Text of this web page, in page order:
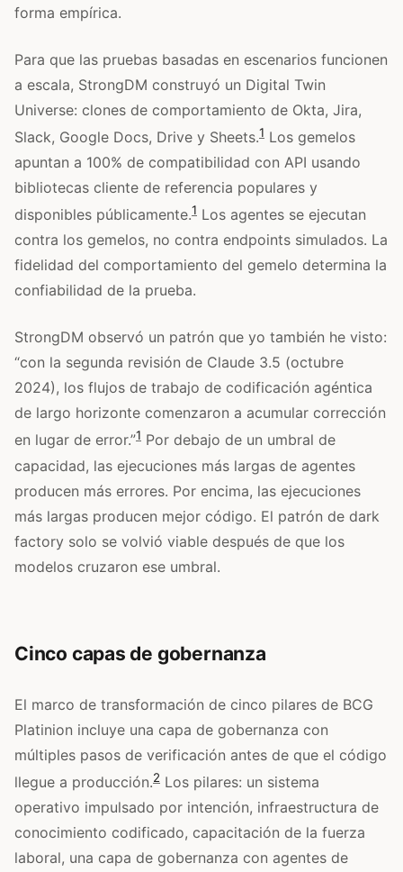
forma empírica.
Para que las pruebas basadas en escenarios funcionen
a escala, StrongDM construyó un Digital Twin
Universe: clones de comportamiento de Okta, Jira,
Slack, Google Docs, Drive y Sheets.1 Los gemelos
apuntan a 100% de compatibilidad con API usando
bibliotecas cliente de referencia populares y
disponibles públicamente.1 Los agentes se ejecutan
contra los gemelos, no contra endpoints simulados. La
fidelidad del comportamiento del gemelo determina la
confiabilidad de la prueba.
StrongDM observó un patrón que yo también he visto:
“con la segunda revisión de Claude 3.5 (octubre
2024), los flujos de trabajo de codificación agéntica
de largo horizonte comenzaron a acumular corrección
en lugar de error.”1 Por debajo de un umbral de
capacidad, las ejecuciones más largas de agentes
producen más errores. Por encima, las ejecuciones
más largas producen mejor código. El patrón de dark
factory solo se volvió viable después de que los
modelos cruzaron ese umbral.
Cinco capas de gobernanza
El marco de transformación de cinco pilares de BCG
Platinion incluye una capa de gobernanza con
múltiples pasos de verificación antes de que el código
llegue a producción.2 Los pilares: un sistema
operativo impulsado por intención, infraestructura de
conocimiento codificado, capacitación de la fuerza
laboral, una capa de gobernanza con agentes de